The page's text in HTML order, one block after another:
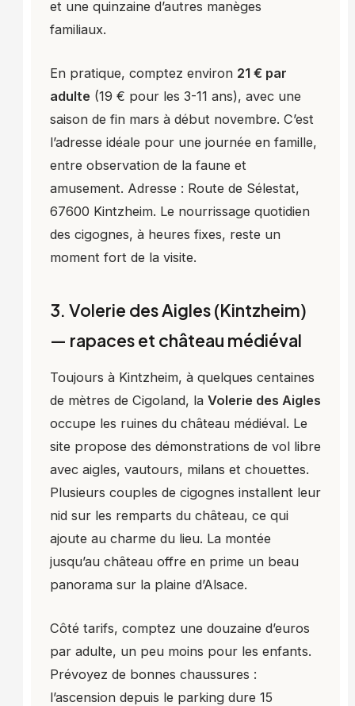
et une quinzaine d’autres manèges
familiaux.
En pratique, comptez environ 21 € par
adulte (19 € pour les 3-11 ans), avec une
saison de fin mars à début novembre. C’est
l’adresse idéale pour une journée en famille,
entre observation de la faune et
amusement. Adresse : Route de Sélestat,
67600 Kintzheim. Le nourrissage quotidien
des cigognes, à heures fixes, reste un
moment fort de la visite.
3. Volerie des Aigles (Kintzheim)
— rapaces et château médiéval
Toujours à Kintzheim, à quelques centaines
de mètres de Cigoland, la Volerie des Aigles
occupe les ruines du château médiéval. Le
site propose des démonstrations de vol libre
avec aigles, vautours, milans et chouettes.
Plusieurs couples de cigognes installent leur
nid sur les remparts du château, ce qui
ajoute au charme du lieu. La montée
jusqu’au château offre en prime un beau
panorama sur la plaine d’Alsace.
Côté tarifs, comptez une douzaine d’euros
par adulte, un peu moins pour les enfants.
Prévoyez de bonnes chaussures :
l’ascension depuis le parking dure 15